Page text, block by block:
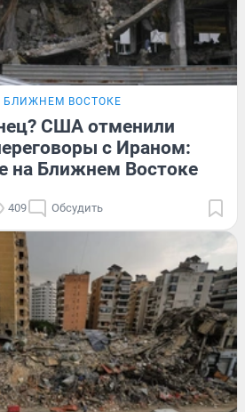
БЛИЖНЕМ ВОСТОКЕ
США отменили
с Ираном:
на Ближнем Востоке
409 Обсудить